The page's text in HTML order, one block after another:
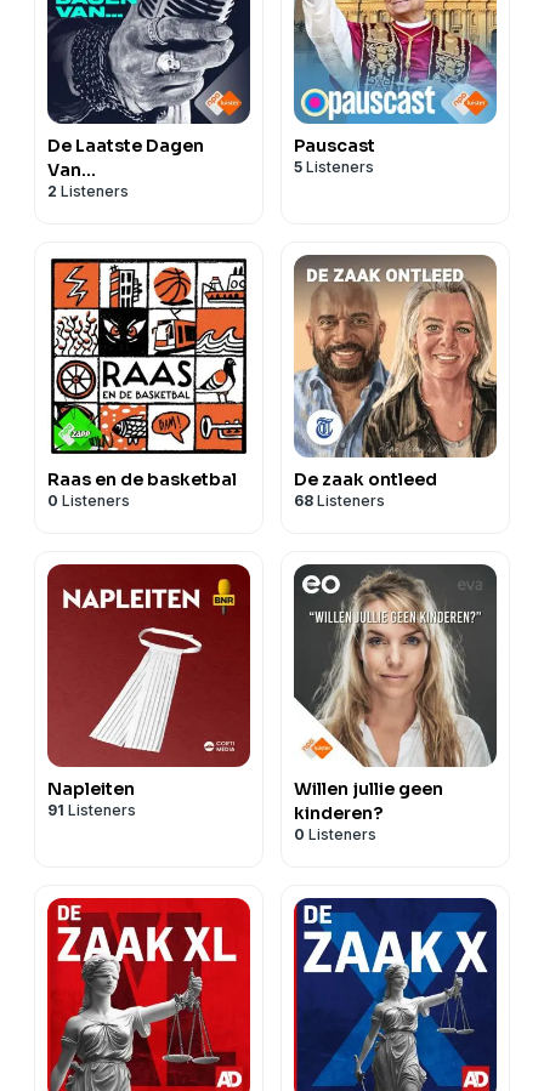
De Laatste Dagen
Van...
2 Listeners
Pauscast
5 Listeners
Raas en de basketbal
0 Listeners
De zaak ontleed
68 Listeners
Napleiten
91 Listeners
Willen jullie geen
kinderen?
0 Listeners